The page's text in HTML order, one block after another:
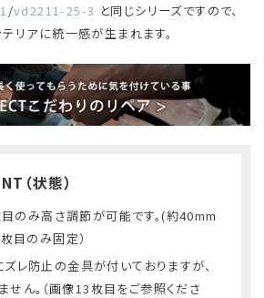
/vd2211-25-3 と同じシリーズですので、
リアに統一感が生まれます。
（状態）
目のみ高さ調節が可能です。(約40mm
目のみ固定）
レ防止の金具が付いておりますが、
せん。（画像13枚目をご参照くださ